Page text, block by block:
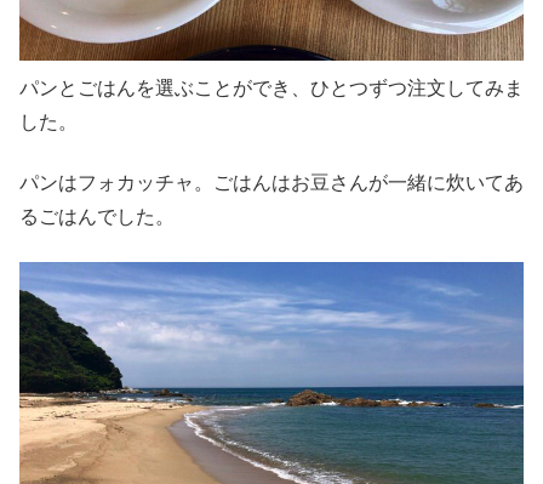
パンとごはんを選ぶことができ、ひとつずつ注文してみま
した。
パンはフォカッチャ。ごはんはお豆さんが一緒に炊いてあ
るごはんでした。